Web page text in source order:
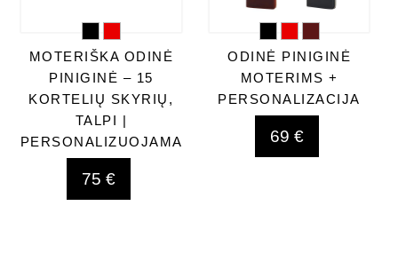
MOTERIŠKA ODINĖ
PINIGINĖ – 15
KORTELIŲ SKYRIŲ,
TALPI |
PERSONALIZUOJAMA
75 €
ODINĖ PINIGINĖ
MOTERIMS +
PERSONALIZACIJA
69 €